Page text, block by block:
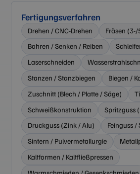
Fertigungsverfahren
Drehen / CNC-Drehen
Fräsen (3-/
Bohren / Senken / Reiben
Laserschneiden
Stanzen / Stanzbiegen
Biegen /
Zuschnitt (Blech / Platte / Säge)
Schweißkonstruktion
Spritzguss
Druckguss (Zink / Alu)
Feinguss /
Sintern / Pulvermetallurgie
Kaltformen / Kaltfließpressen